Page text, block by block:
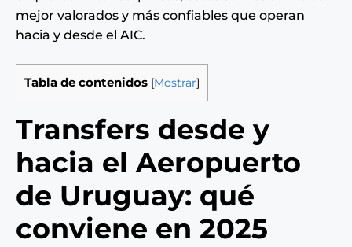
mejor valorados y más confiables que operan
hacia y desde el AIC.
Tabla de contenidos [Mostrar]
Transfers desde y
hacia el Aeropuerto
de Uruguay: qué
conviene en 2025